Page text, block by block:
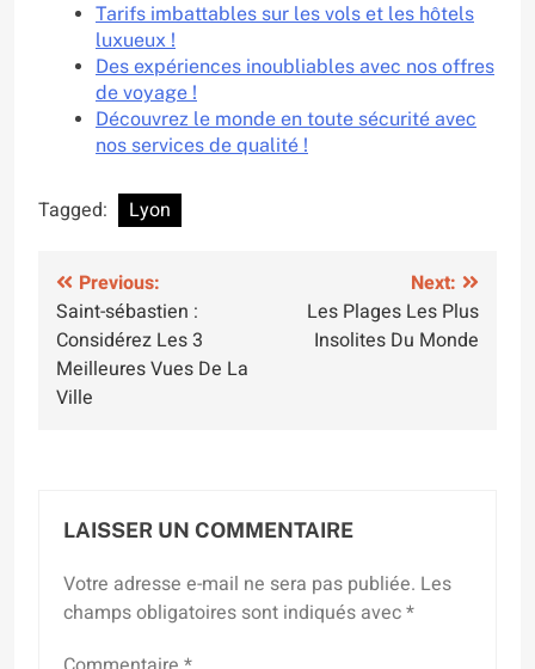
Tarifs imbattables sur les vols et les hôtels
luxueux !
Des expériences inoubliables avec nos offres
de voyage !
Découvrez le monde en toute sécurité avec
nos services de qualité !
Tagged: Lyon
Navigation
de
l’article
Previous:
Saint-sébastien :
Considérez Les 3
Meilleures Vues De La
Ville
Next:
Les Plages Les Plus
Insolites Du Monde
LAISSER UN COMMENTAIRE
Votre adresse e-mail ne sera pas publiée. Les
champs obligatoires sont indiqués avec*